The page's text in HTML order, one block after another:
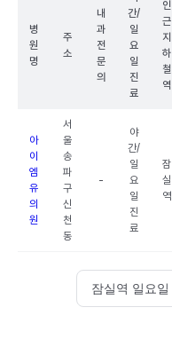
병
원
명
주
소
내
과
전
문
의
간/
일
요
일
진
료
인
근
지
하
철
역
아
이
엠
유
의
원
서
울
송
파
구
신
천
동
-
야
간/
일
요
일
진
료
잠
실
역
잠실역 일요